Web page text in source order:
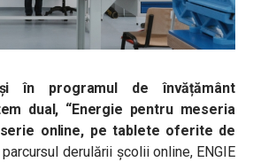
în programul de învățământ
dual, “Energie pentru meseria
online, pe tablete oferite de
derulării școlii online, ENGIE